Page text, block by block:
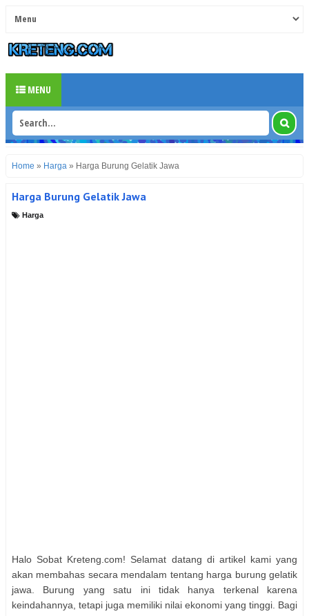
MENU
Home » Harga » Harga Burung Gelatik Jawa
Harga Burung Gelatik Jawa
Harga
Halo Sobat Kreteng.com! Selamat datang di artikel kami yang
akan membahas secara mendalam tentang harga burung gelatik
jawa. Burung yang satu ini tidak hanya terkenal karena
keindahannya, tetapi juga memiliki nilai ekonomi yang tinggi. Bagi